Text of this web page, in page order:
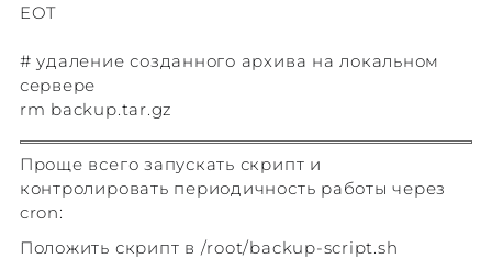
EOT
# удаление созданного архива на локальном
сервере
rm backup.tar.gz
Проще всего запускать скрипт и
контролировать периодичность работы через
cron:
Положить скрипт в /root/backup-script.sh